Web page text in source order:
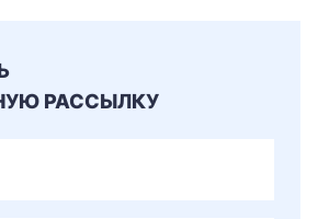
РАССЫЛКУ